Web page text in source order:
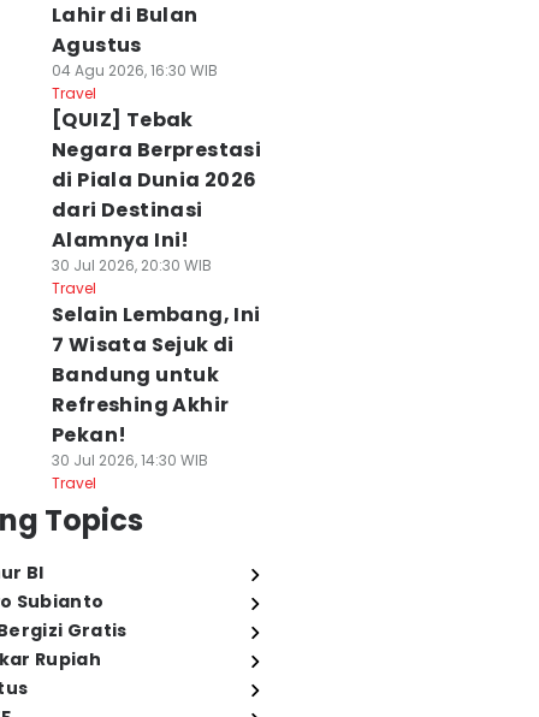
Lahir di Bulan
Agustus
04 Agu 2026, 16:30 WIB
Travel
[QUIZ] Tebak
Negara Berprestasi
di Piala Dunia 2026
dari Destinasi
Alamnya Ini!
30 Jul 2026, 20:30 WIB
Travel
Selain Lembang, Ini
7 Wisata Sejuk di
Bandung untuk
Refreshing Akhir
Pekan!
30 Jul 2026, 14:30 WIB
Travel
Topics
BI
Subianto
Gratis
Rupiah